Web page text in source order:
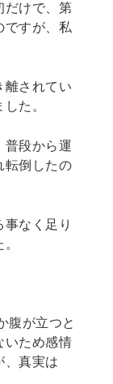
だけで、第
ですが、私
離されてい
た。
普段から運
転倒したの
なく足り
腹が立つと
いため感情
、真実は